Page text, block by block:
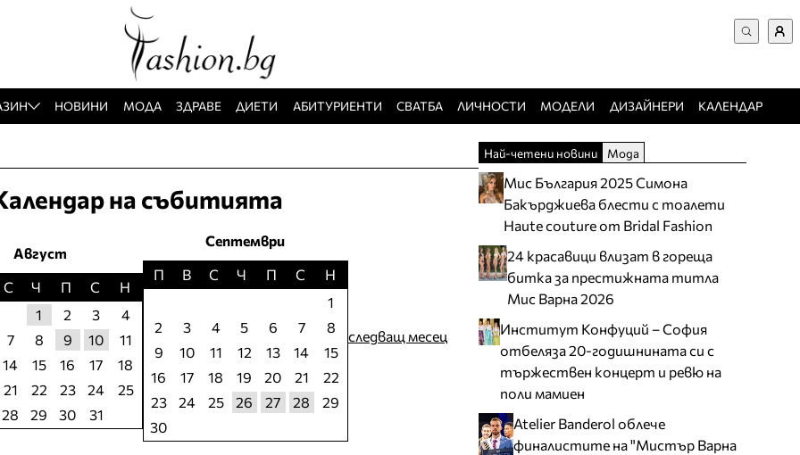
Забравена парола
Регистрация
Добавяне на фирма
Защо да се регистрирам
НОВИНИ МОДА ЗДРАВЕ ДИЕТИ АБИТУРИЕНТИ СВАТБА ЛИЧНОСТИ МОДЕЛИ ДИЗАЙНЕРИ КАЛЕНДАР
на събитията
Август
С Ч П С
Н
1
2 3
4
7 8 9 10
11
14 15 16 17
18
21 22 23 24
25
28 29 30 31
Септември
П
В С Ч П С
Н
1
2
3 4 5 6 7
8
9
10 11 12 13 14
15
16
17 18 19 20 21
22
23
24 25 26 27 28
29
30
следващ месец
Най-четени новини Мода
Мис България 2025 Симона
Бакърджиева блести с тоалети
Haute couture от Bridal Fashion
24 красавици влизат в гореща
битка за престижната титла
Мис Варна 2026
Институт Конфуций – София
отбеляза 20-годишнината си с
тържествен концерт и ревю на
поли мамиен
Atelier Banderol облече
финалистите на "Мистър Варна